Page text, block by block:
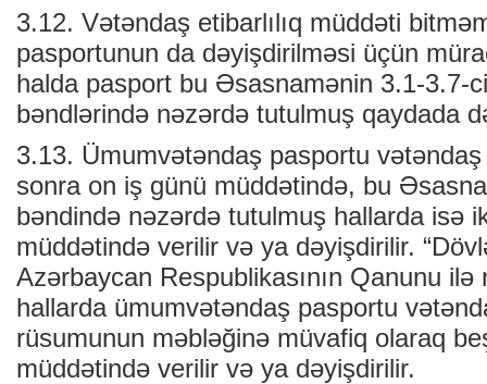
3.12. Vətəndaş etibarlılıq müddəti
pasportunun da dəyişdirilməsi üçün
halda pasport bu Əsasnamənin 3.1-3.7-
bəndlərində nəzərdə tutulmuş qaydada
3.13. Ümumvətəndaş pasportu
sonra on iş günü müddətində, bu
bəndində nəzərdə tutulmuş hallarda isə
müddətində verilir və ya dəyişdirilir.
Azərbaycan Respublikasının Qanunu
hallarda ümumvətəndaş pasportu
rüsumunun məbləğinə müvafiq olaraq
müddətində verilir və ya dəyişdirilir.